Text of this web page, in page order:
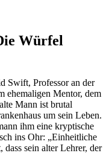
Würfel
Swift, Professor an der
ehemaligen Mentor, dem
Mann ist brutal
um sein Leben.
ihm eine kryptische
ins Ohr: „Einheitliche
sein alter Lehrer, der